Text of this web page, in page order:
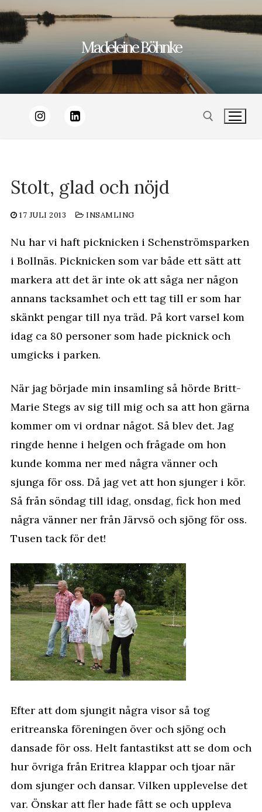
Hoppa
till
innehåll
Madeleine Böhnke
Stolt, glad och nöjd
17 JULI 2013 INSAMLING
Nu har vi haft picknicken i Schenströmsparken
i Bollnäs. Picknicken som var både ett sätt att
markera att det är inte ok att såga ner någon
annans tacksamhet och ett tag till er som har
skänkt pengar till nya träd. På kort varsel kom
idag ca 80 personer som hade picknick och
umgicks i parken.
När jag började min insamling så hörde Britt-
Marie Stegs av sig till mig och sa att hon gärna
kommer om vi ordnar något. Så blev det. Jag
ringde henne i helgen och frågade om hon
kunde komma ner med några vänner och
sjunga för oss. Då jag vet att hon sjunger i kör.
Så från söndag till idag, onsdag, fick hon med
några vänner ner från Järvsö och sjöng för oss.
Tusen tack för det!
Efter att dom sjungit några visor så tog
eritreanska föreningen över och sjöng och
dansade för oss. Helt fantastikst att se dom och
hur övriga från Eritrea klappar och tjoar när
dom sjunger och dansar. Vilken upplevelse det
var. Önskar att fler hade fått se och uppleva